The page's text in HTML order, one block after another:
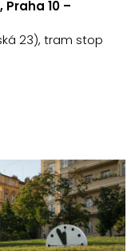
10 –
23), tram stop